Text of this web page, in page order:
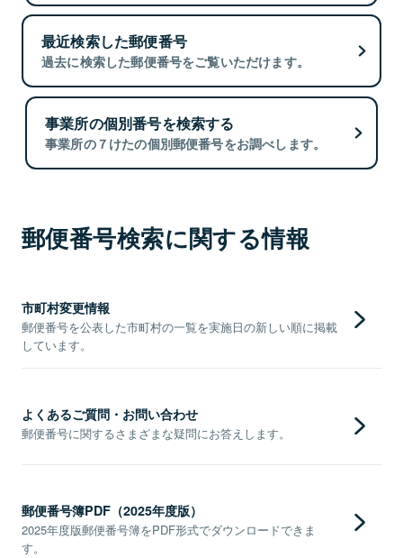
最近検索した郵便番号
過去に検索した郵便番号をご覧いただけます。
事業所の個別番号を検索する
事業所の７けたの個別郵便番号をお調べします。
郵便番号検索に関する情報
市町村変更情報
郵便番号を公表した市町村の一覧を実施日の新しい順に掲載
しています。
よくあるご質問・お問い合わせ
郵便番号に関するさまざまな疑問にお答えします。
郵便番号簿PDF（2025年度版）
2025年度版郵便番号簿をPDF形式でダウンロードできま
す。